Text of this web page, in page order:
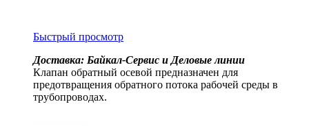
Быстрый просмотр
Доставка: Байкал-Сервис и Деловые линии
Клапан обратный осевой предназначен для
предотвращения обратного потока рабочей среды в
трубопроводах.